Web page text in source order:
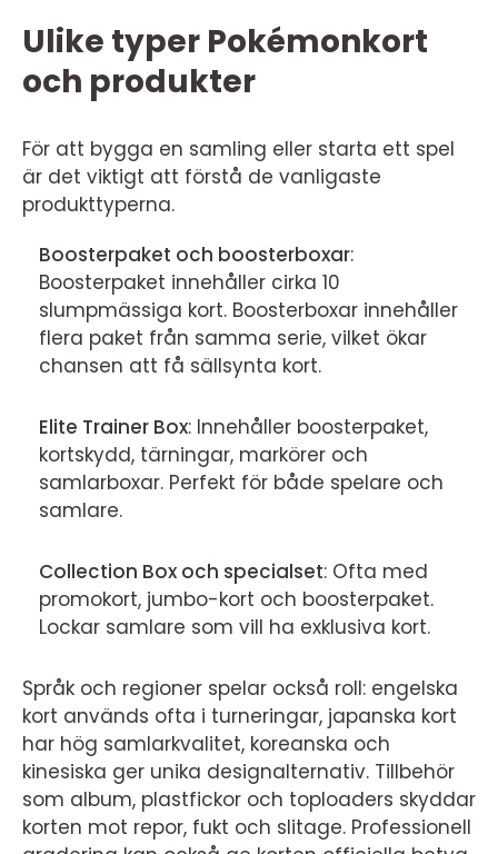
Ulike typer Pokémonkort
och produkter
För att bygga en samling eller starta ett spel
är det viktigt att förstå de vanligaste
produkttyperna.
Boosterpaket och boosterboxar:
Boosterpaket innehåller cirka 10
slumpmässiga kort. Boosterboxar innehåller
flera paket från samma serie, vilket ökar
chansen att få sällsynta kort.
Elite Trainer Box: Innehåller boosterpaket,
kortskydd, tärningar, markörer och
samlarboxar. Perfekt för både spelare och
samlare.
Collection Box och specialset: Ofta med
promokort, jumbo-kort och boosterpaket.
Lockar samlare som vill ha exklusiva kort.
Språk och regioner spelar också roll: engelska
kort används ofta i turneringar, japanska kort
har hög samlarkvalitet, koreanska och
kinesiska ger unika designalternativ. Tillbehör
som album, plastfickor och toploaders skyddar
korten mot repor, fukt och slitage. Professionell